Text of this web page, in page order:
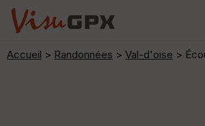
Accueil > Randonnées > Val-d'oise >